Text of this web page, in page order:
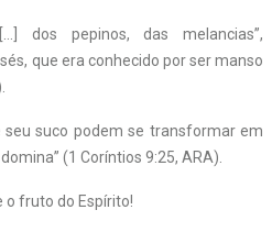
dos pepinos, das melancias”,
que era conhecido por ser manso
seu suco podem se transformar em
(1 Coríntios 9:25, ARA).
o fruto do Espírito!